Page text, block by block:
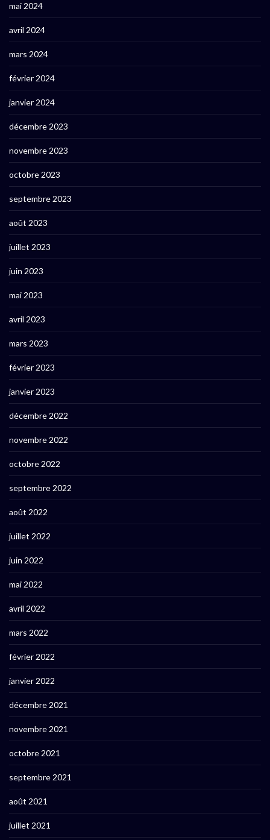
mai 2024
avril 2024
mars 2024
février 2024
janvier 2024
décembre 2023
novembre 2023
octobre 2023
septembre 2023
août 2023
juillet 2023
juin 2023
mai 2023
avril 2023
mars 2023
février 2023
janvier 2023
décembre 2022
novembre 2022
octobre 2022
septembre 2022
août 2022
juillet 2022
juin 2022
mai 2022
avril 2022
mars 2022
février 2022
janvier 2022
décembre 2021
novembre 2021
octobre 2021
septembre 2021
août 2021
juillet 2021